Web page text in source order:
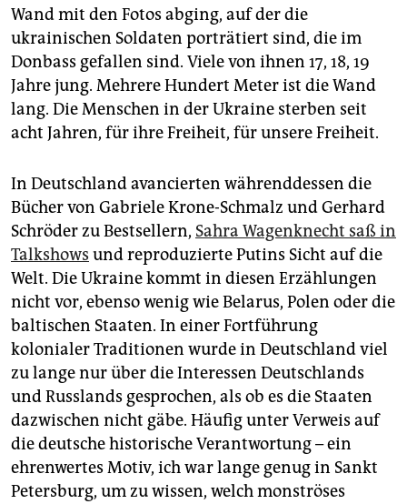
Wand mit den Fotos abging, auf der die
ukrainischen Soldaten porträtiert sind, die im
Donbass gefallen sind. Viele von ihnen 17, 18, 19
Jahre jung. Mehrere Hundert Meter ist die Wand
lang. Die Menschen in der Ukraine sterben seit
acht Jahren, für ihre Freiheit, für unsere Freiheit.
In Deutschland avancierten währenddessen die
Bücher von Gabriele Krone-Schmalz und Gerhard
Schröder zu Bestsellern, Sahra Wagenknecht saß in
Talkshows und reproduzierte Putins Sicht auf die
Welt. Die Ukraine kommt in diesen Erzählungen
nicht vor, ebenso wenig wie Belarus, Polen oder die
baltischen Staaten. In einer Fortführung
kolonialer Traditionen wurde in Deutschland viel
zu lange nur über die Interessen Deutschlands
und Russlands gesprochen, als ob es die Staaten
dazwischen nicht gäbe. Häufig unter Verweis auf
die deutsche historische Verantwortung – ein
ehrenwertes Motiv, ich war lange genug in Sankt
Petersburg, um zu wissen, welch monströses